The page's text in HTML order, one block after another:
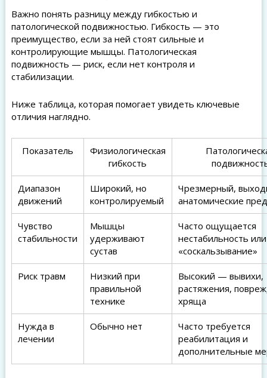
Важно понять разницу между гибкостью и
патологической подвижностью. Гибкость — это
преимущество, если за ней стоят сильные и
контролирующие мышцы. Патологическая
подвижность — риск, если нет контроля и
стабилизации.
Ниже таблица, которая помогает увидеть ключевые
отличия наглядно.
Показатель
Физиологическая
гибкость
Диапазон
движений
Широкий, но
контролируемый
Чрезмерный,
анатомические
Чувство
стабильности
Мышцы
удерживают
сустав
Часто ощущается
нестабильность или
«соскальзывание»
Риск травм
Низкий при
правильной
технике
Высокий — вывихи,
растяжения,
хряща
Нужда в
лечении
Обычно нет
Часто требуется
реабилитация и
дополнительные